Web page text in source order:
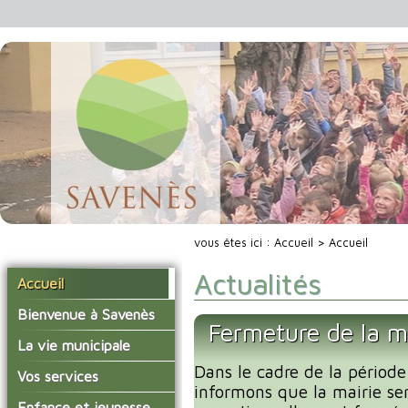
Accueil
Bienvenue à Savenès
Situer Savenès
Savenès en chiffre
L'histoire du village
La vie municipale
Vos élus
Les compte-rendus du
Vos services
La mairie
vous êtes ici : Accueil > Accueil
Actualités
Fermeture de la
Dans le cadre de la
informons que la mairie